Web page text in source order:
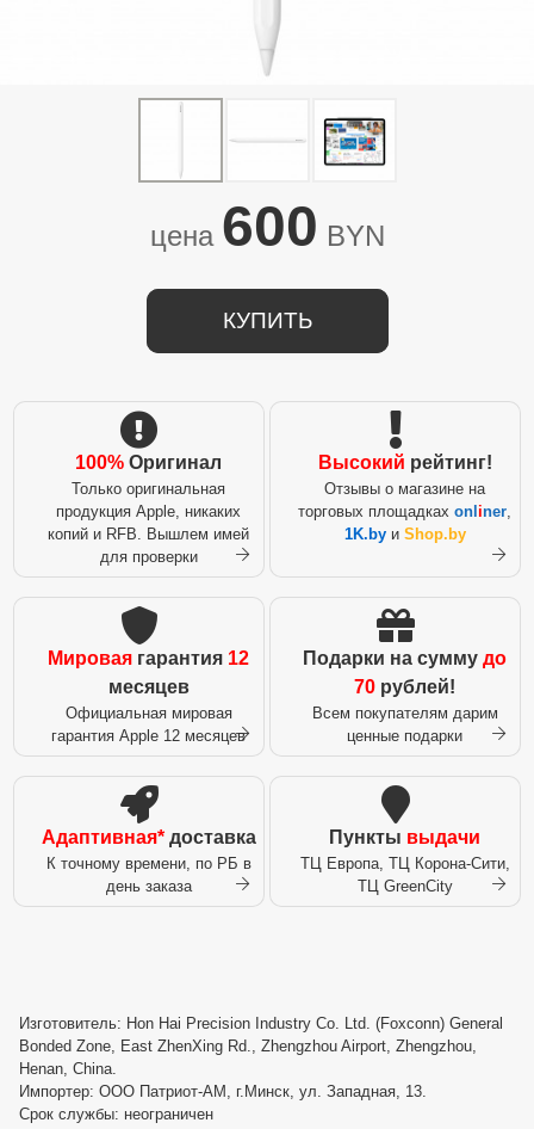
цена 600 BYN
КУПИТЬ
100% Оригинал
Только оригинальная
продукция Apple, никаких
копий и RFB. Вышлем имей
для проверки
Высокий рейтинг!
Отзывы о магазине на
торговых площадках onl iner,
1K.byи Shop.by
Мировая гарантия 12
месяцев
Официальная мировая
гарантия Apple 12 месяцев
Подарки на сумму до
70 рублей!
Всем покупателям дарим
ценные подарки
Адаптивная*доставка
К точному времени, по РБ в
день заказа
Пункты выдачи
ТЦ Европа, ТЦ Корона-Сити,
ТЦ GreenCity
Изготовитель: Hon Hai Precision Industry Co. Ltd. (Foxconn) General
Bonded Zone, East ZhenXing Rd., Zhengzhou Airport, Zhengzhou,
Henan, China.
Импортер: ООО Патриот-АМ, г.Минск, ул. Западная, 13.
Срок службы: неограничен